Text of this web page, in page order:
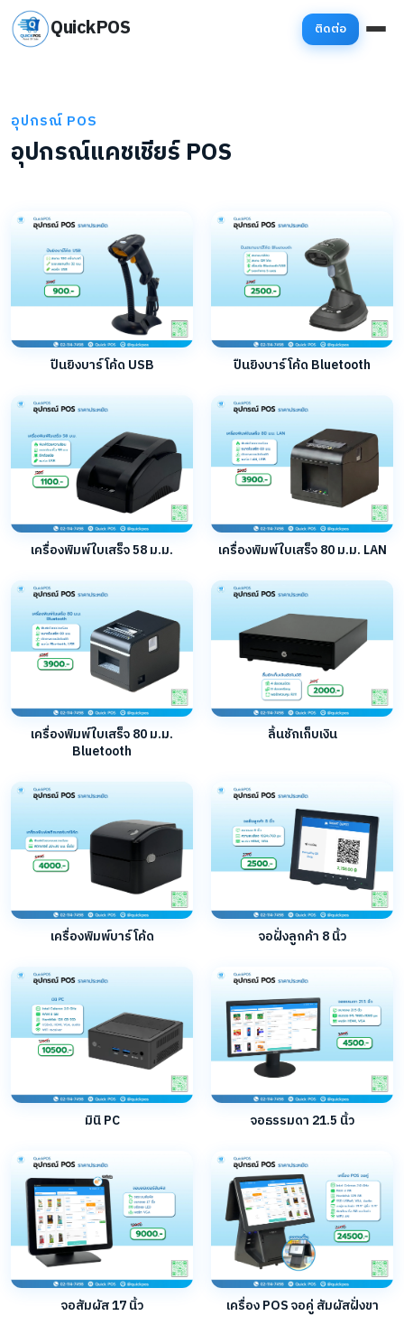
QuickPOS ติดต่อ
อุปกรณ์ POS
อุปกรณ์แคชเชียร์ POS
ปืนยิงบาร์โค้ด USB ปืนยิงบาร์โค้ด Bluetooth
เครื่องพิมพ์ใบเสร็จ 58 ม.ม. เครื่องพิมพ์ใบเสร็จ 80 ม.ม. LAN
เครื่องพิมพ์ใบเสร็จ 80 ม.ม.
Bluetooth
ลิ้นชักเก็บเงิน
เครื่องพิมพ์บาร์โค้ด จอฝั่งลูกค้า 8 นิ้ว
มินิ PC จอธรรมดา 21.5 นิ้ว
จอสัมผัส 17 นิ้ว เครื่อง POS จอคู่ สัมผัสฝั่งขา